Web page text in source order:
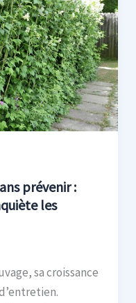
prévenir :
les
sa croissance